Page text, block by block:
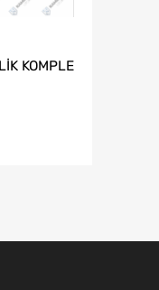
KOMPLE